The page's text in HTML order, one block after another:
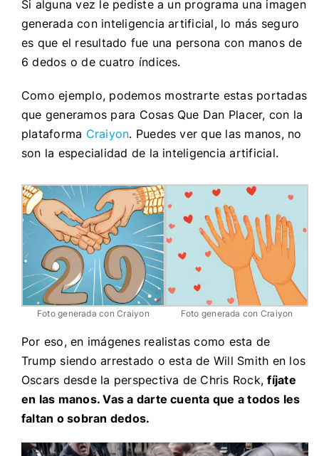
Si alguna vez le pediste a un programa una imagen
generada con inteligencia artificial, lo más seguro
es que el resultado fue una persona con manos de
6 dedos o de cuatro índices.
Como ejemplo, podemos mostrarte estas portadas
que generamos para Cosas Que Dan Placer, con la
plataforma Craiyon. Puedes ver que las manos, no
son la especialidad de la inteligencia artificial.
Foto generada con Craiyon Foto generada con Craiyon
Por eso, en imágenes realistas como esta de
Trump siendo arrestado o esta de Will Smith en los
Oscars desde la perspectiva de Chris Rock,fíjate
en las manos. Vas a darte cuenta que a todos les
faltan o sobran dedos.